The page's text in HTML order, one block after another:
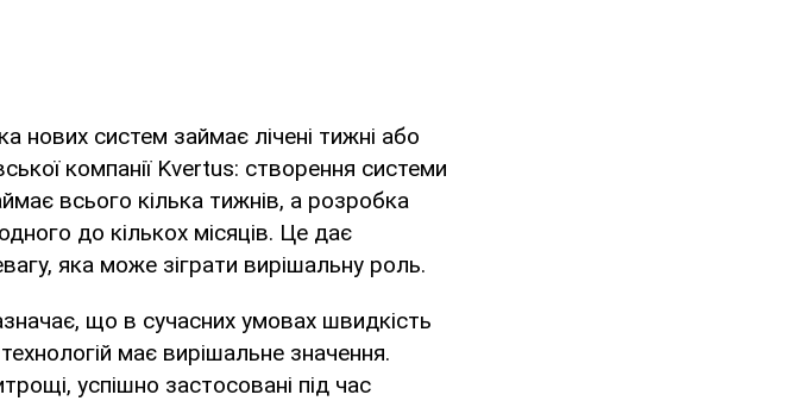
нових систем займає лічені тижні або
компанії Kvertus: створення системи
всього кілька тижнів, а розробка
до кількох місяців. Це дає
яка може зіграти вирішальну роль.
що в сучасних умовах швидкість
має вирішальне значення.
успішно застосовані під час